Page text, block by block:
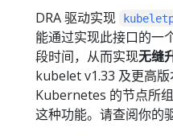
DRA 驱动实现
能通过实现此接口的一
段时间，从而实现无缝
kubelet v1.33 及更高
Kubernetes 的节点所
这种功能。请查阅你的